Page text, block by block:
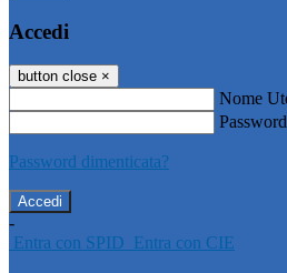
Accedi
button close ×
Nome
Password
Password dimenticata?
-
Entra con SPID Entra con CIE